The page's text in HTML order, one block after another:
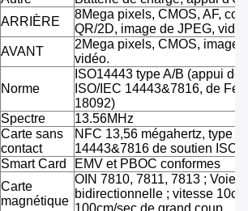
ARRIÈRE
8Mega pixels, CMOS, AF,
QR/2D, image de JPEG,
AVANT
2Mega pixels, CMOS, image
vidéo.
Norme
ISO14443 type A/B (appui de
ISO/IEC 14443&7816, de
18092)
Spectre
13.56MHz
Carte sans
contact
NFC 13,56 mégahertz, type
14443&7816 de soutien ISO/
Smart Card EMV et PBOC conformes
Carte
magnétique
OIN 7810, 7811, 7813 ; Voie
bidirectionnelle ; vitesse